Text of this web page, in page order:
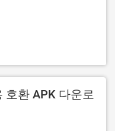
호환 APK 다운로